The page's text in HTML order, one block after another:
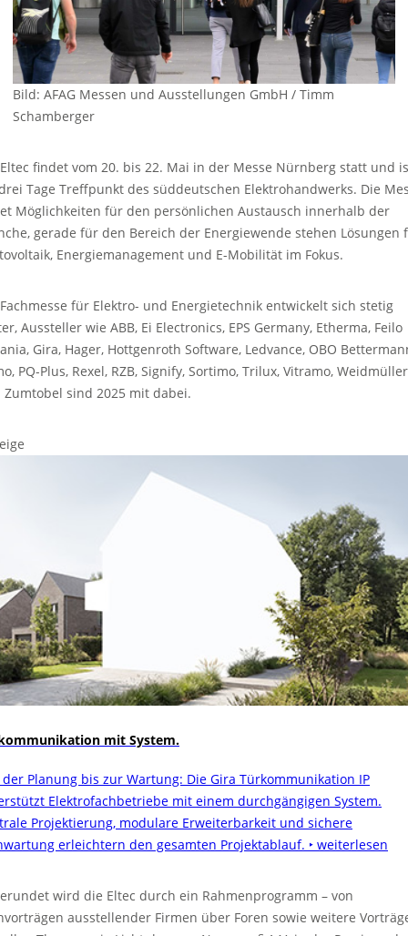
Bild: AFAG Messen und Ausstellungen GmbH / Timm
Schamberger
findet vom 20. bis 22. Mai in der Messe Nürnberg statt und
Tage Treffpunkt des süddeutschen Elektrohandwerks. Die
Möglichkeiten für den persönlichen Austausch innerhalb der
gerade für den Bereich der Energiewende stehen Lösungen
Energiemanagement und E-Mobilität im Fokus.
für Elektro- und Energietechnik entwickelt sich stetig
Aussteller wie ABB, Ei Electronics, EPS Germany, Etherma, Feilo
Gira, Hager, Hottgenroth Software, Ledvance, OBO
PQ-Plus, Rexel, RZB, Signify, Sortimo, Trilux, Vitramo, Weidmüller
Zumtobel sind 2025 mit dabei.
mit System.
der Planung bis zur Wartung: Die Gira Türkommunikation IP
Elektrofachbetriebe mit einem durchgängigen System.
Projektierung, modulare Erweiterbarkeit und sichere
erleichtern den gesamten Projektablauf. ‣ weiterlesen
wird die Eltec durch ein Rahmenprogramm – von
ausstellender Firmen über Foren sowie weitere